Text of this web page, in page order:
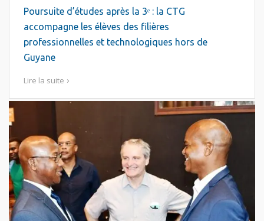
Poursuite d’études après la 3ᵉ : la CTG
accompagne les élèves des filières
professionnelles et technologiques hors de
Guyane
Lire la suite